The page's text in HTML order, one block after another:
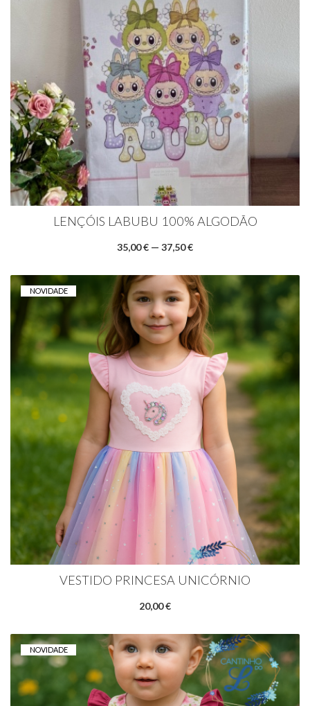
LENÇÓIS LABUBU 100% ALGODÃO
35,00 € — 37,50 €
NOVIDADE
VESTIDO PRINCESA UNICÓRNIO
20,00 €
NOVIDADE